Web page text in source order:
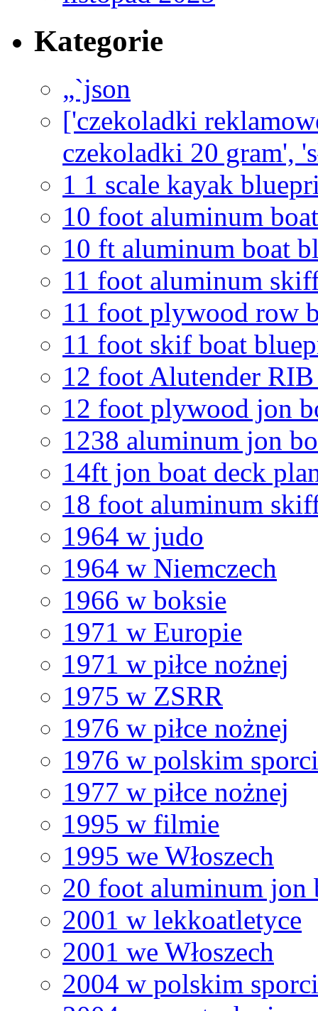
Kategorie
„`json
['czekoladki
czekoladki 20 gram',
1 1 scale kayak
10 foot aluminum
10 ft aluminum boat
11 foot aluminum
11 foot plywood row
11 foot skif boat
12 foot Alutender
12 foot plywood jon
1238 aluminum jon
14ft jon boat deck
18 foot aluminum
1964 w judo
1964 w Niemczech
1966 w boksie
1971 w Europie
1971 w piłce nożnej
1975 w ZSRR
1976 w piłce nożnej
1976 w polskim
1977 w piłce nożnej
1995 w filmie
1995 we Włoszech
20 foot aluminum jon
2001 w lekkoatletyce
2001 we Włoszech
2004 w polskim